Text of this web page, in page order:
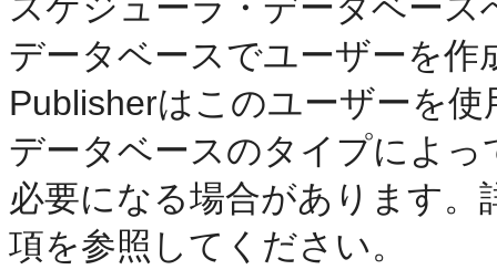
データベースでユーザーを
Publisherはこのユーザーを
データベースのタイプによ
必要になる場合があります
項を参照してください。